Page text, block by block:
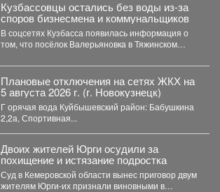
Кузбассовцы остались без воды из-за
споров бизнесмена и коммунальщиков
В соцсетях Кузбасса появилась информация о
том, что посёлок Валерьяновка в Тяжинском
Плановые отключения на сетях ЖКХ на
5 августа 2026 г. (г. Новокузнецк)
Г орячая вода Куйбышевский район: Бабушкина
2,2а, Спортивная...
Двоих жителей Юрги осудили за
похищение и истязание подростка
Суд в Кемеровской области вынес приговор двум
жителям Юрги-их признали виновными в